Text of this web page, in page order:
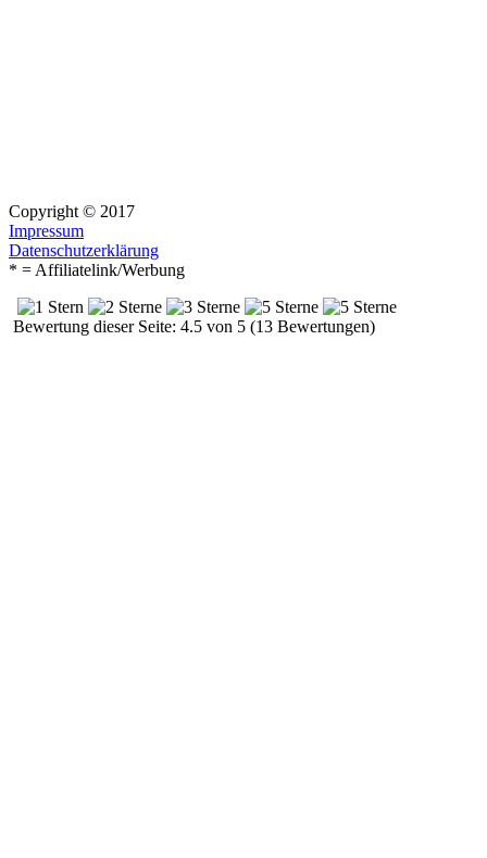
Copyright © 2017
Impressum
Datenschutzerklärung
* = Affiliatelink/Werbung
Bewertung dieser Seite: 4.5 von 5 (13 Bewertungen)